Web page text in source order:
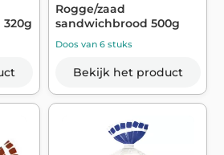
Rogge/zaad
sandwichbrood 500g
Doos van 6 stuks
Bekijk het product